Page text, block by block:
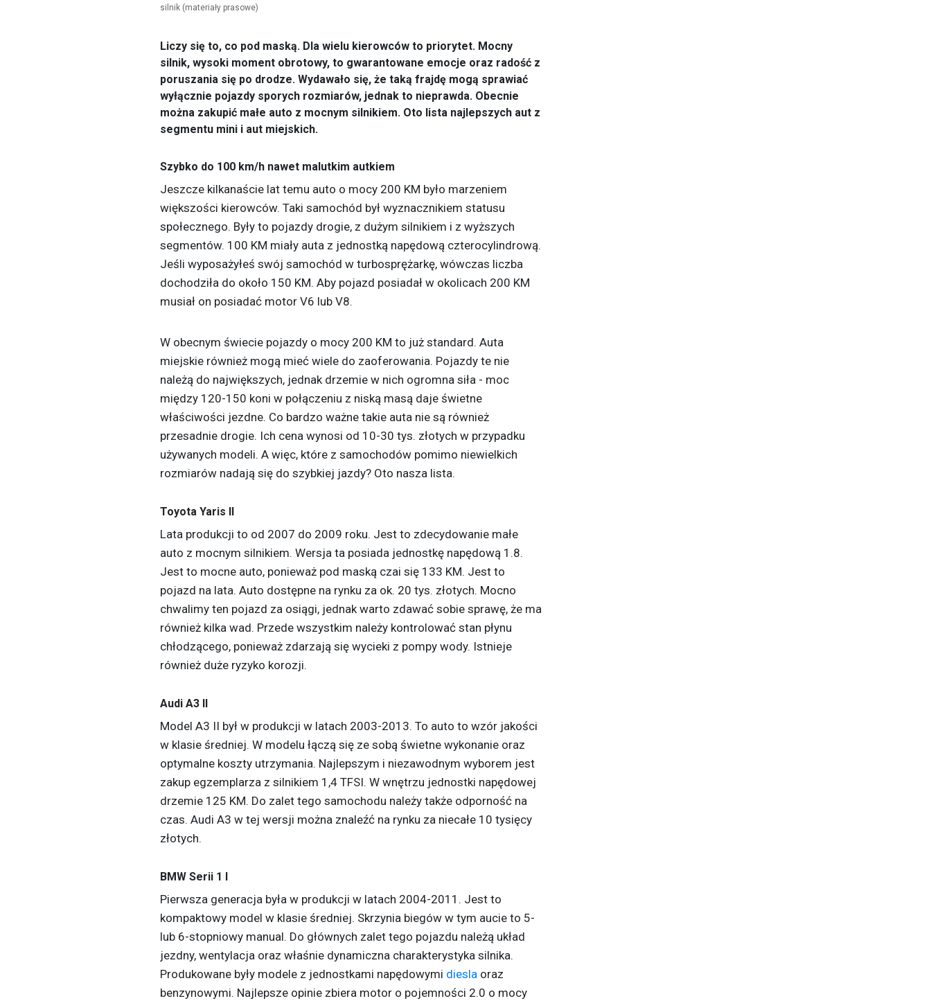
silnik (materiały prasowe)
Liczy się to, co pod maską. Dla wielu kierowców to priorytet. Mocny
silnik, wysoki moment obrotowy, to gwarantowane emocje oraz radość z
poruszania się po drodze. Wydawało się, że taką frajdę mogą sprawiać
wyłącznie pojazdy sporych rozmiarów, jednak to nieprawda. Obecnie
można zakupić małe auto z mocnym silnikiem. Oto lista najlepszych aut z
segmentu mini i aut miejskich.
Szybko do 100 km/h nawet malutkim autkiem
Jeszcze kilkanaście lat temu auto o mocy 200 KM było marzeniem
większości kierowców. Taki samochód był wyznacznikiem statusu
społecznego. Były to pojazdy drogie, z dużym silnikiem i z wyższych
segmentów. 100 KM miały auta z jednostką napędową czterocylindrową.
Jeśli wyposażyłeś swój samochód w turbosprężarkę, wówczas liczba
dochodziła do około 150 KM. Aby pojazd posiadał w okolicach 200 KM
musiał on posiadać motor V6 lub V8.
W obecnym świecie pojazdy o mocy 200 KM to już standard. Auta
miejskie również mogą mieć wiele do zaoferowania. Pojazdy te nie
należą do największych, jednak drzemie w nich ogromna siła - moc
między 120-150 koni w połączeniu z niską masą daje świetne
właściwości jezdne. Co bardzo ważne takie auta nie są również
przesadnie drogie. Ich cena wynosi od 10-30 tys. złotych w przypadku
używanych modeli. A więc, które z samochodów pomimo niewielkich
rozmiarów nadają się do szybkiej jazdy? Oto nasza lista.
Toyota Yaris II
Lata produkcji to od 2007 do 2009 roku. Jest to zdecydowanie małe
auto z mocnym silnikiem. Wersja ta posiada jednostkę napędową 1.8.
Jest to mocne auto, ponieważ pod maską czai się 133 KM. Jest to
pojazd na lata. Auto dostępne na rynku za ok. 20 tys. złotych. Mocno
chwalimy ten pojazd za osiągi, jednak warto zdawać sobie sprawę, że ma
również kilka wad. Przede wszystkim należy kontrolować stan płynu
chłodzącego, ponieważ zdarzają się wycieki z pompy wody. Istnieje
również duże ryzyko korozji.
Audi A3 II
Model A3 II był w produkcji w latach 2003-2013. To auto to wzór jakości
w klasie średniej. W modelu łączą się ze sobą świetne wykonanie oraz
optymalne koszty utrzymania. Najlepszym i niezawodnym wyborem jest
zakup egzemplarza z silnikiem 1,4 TFSI. W wnętrzu jednostki napędowej
drzemie 125 KM. Do zalet tego samochodu należy także odporność na
czas. Audi A3 w tej wersji można znaleźć na rynku za niecałe 10 tysięcy
złotych.
BMW Serii 1 I
Pierwsza generacja była w produkcji w latach 2004-2011. Jest to
kompaktowy model w klasie średniej. Skrzynia biegów w tym aucie to 5-
lub 6-stopniowy manual. Do głównych zalet tego pojazdu należą układ
jezdny, wentylacja oraz właśnie dynamiczna charakterystyka silnika.
Produkowane były modele z jednostkami napędowymi diesla oraz
benzynowymi. Najlepsze opinie zbiera motor o pojemności 2.0 o mocy